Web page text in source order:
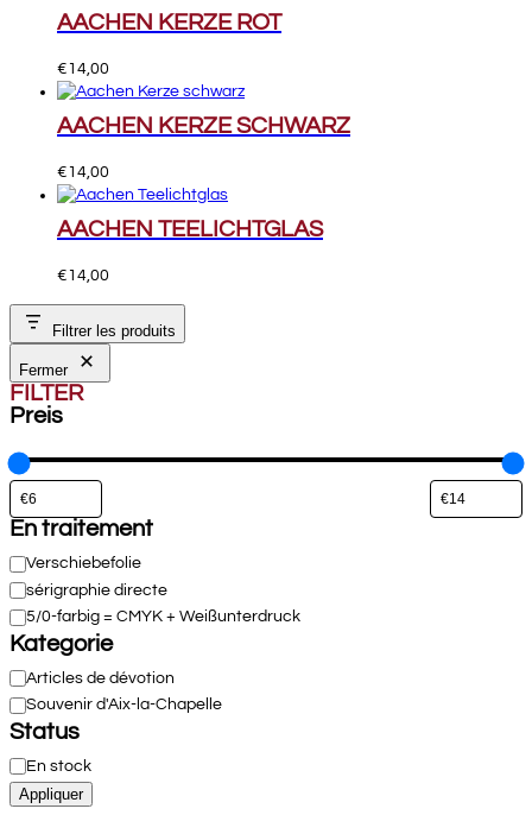
AACHEN KERZE ROT
€14,00
AACHEN KERZE SCHWARZ
€14,00
AACHEN TEELICHTGLAS
€14,00
Filtrer les produits
Fermer
FILTER
Preis
En traitement
En
traitement
Verschiebefolie
sérigraphie directe
5/0-farbig = CMYK + Weißunterdruck
Kategorie
Catégorie
Articles de dévotion
Souvenir d'Aix-la-Chapelle
Status
Disponibilité
En stock
Appliquer